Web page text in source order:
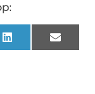
LinkedIn Email